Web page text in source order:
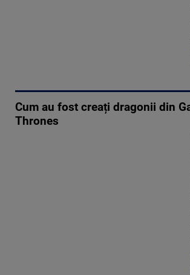
Cum au fost creați dragonii din
Thrones